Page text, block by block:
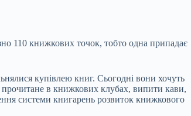
110 книжкових точок, тобто одна припадає
купівлею книг. Сьогодні вони хочуть
прочитане в книжкових клубах, випити кави,
системи книгарень розвиток книжкового